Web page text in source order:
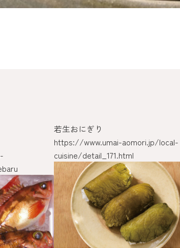
若生おにぎり
https://www.umai-aomori.jp/local-
cuisine/detail_171.html